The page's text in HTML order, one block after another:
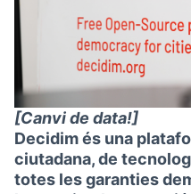
[Canvi de data!]
Decidim és una
ciutadana, de
totes les garanties